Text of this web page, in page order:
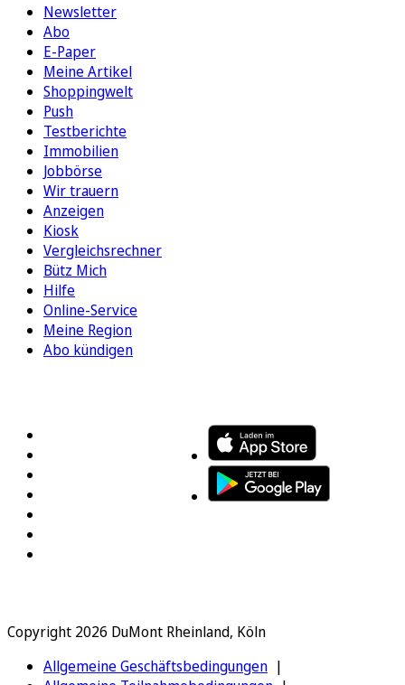
Newsletter
Abo
E-Paper
Meine Artikel
Shoppingwelt
Push
Testberichte
Immobilien
Jobbörse
Wir trauern
Anzeigen
Kiosk
Vergleichsrechner
Bütz Mich
Hilfe
Online-Service
Meine Region
Abo kündigen
Copyright 2026 DuMont Rheinland, Köln
Allgemeine Geschäftsbedingungen